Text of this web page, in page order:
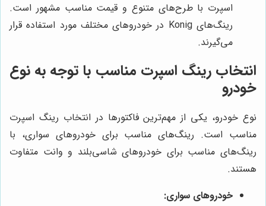
اسپرت با طرح‌های متنوع و قیمت مناسب مشهور است.
رینگ‌های Konig در خودروهای مختلف مورد استفاده قرار
می‌گیرند.
انتخاب رینگ اسپرت مناسب با توجه به نوع
خودرو
نوع خودرو، یکی از مهم‌ترین فاکتورها در انتخاب رینگ اسپرت
مناسب است. رینگ‌های مناسب برای خودروهای سواری، با
رینگ‌های مناسب برای خودروهای شاسی‌بلند و وانت متفاوت
هستند.
خودروهای سواری: